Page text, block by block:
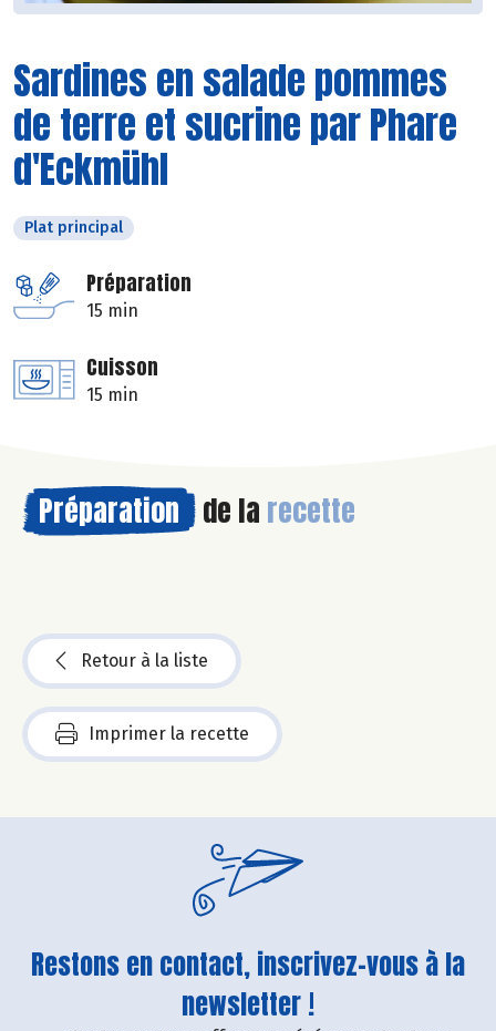
Sardines en salade pommes
de terre et sucrine par Phare
d'Eckmühl
Plat principal
Préparation
15 min
Cuisson
15 min
Préparation de la recette
Retour à la liste
Imprimer la recette
Restons en contact, inscrivez-vous à la
newsletter !